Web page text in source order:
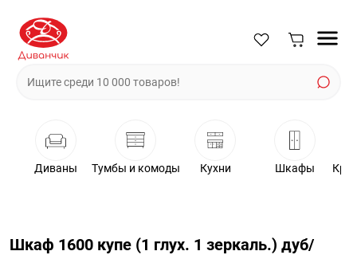
Диваны Тумбы и комоды Кухни Шкафы
Шкаф 1600 купе (1 глух. 1 зеркаль.) дуб/